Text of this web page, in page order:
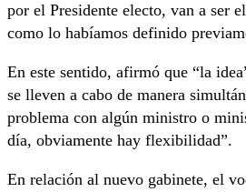
por el Presidente electo, van a ser
como lo habíamos definido
En este sentido, afirmó que “la
se lleven a cabo de manera
problema con algún ministro o
día, obviamente hay flexibilidad”.
En relación al nuevo gabinete, el